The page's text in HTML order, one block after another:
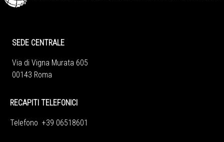
SEDE CENTRALE
Via di Vigna Murata 605
00143 Roma
RECAPITI TELEFONICI
Telefono +39 06518601